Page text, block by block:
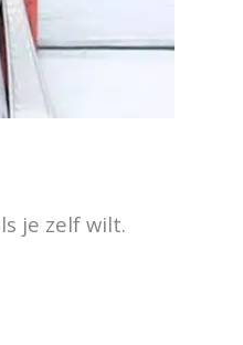
je zelf wilt.